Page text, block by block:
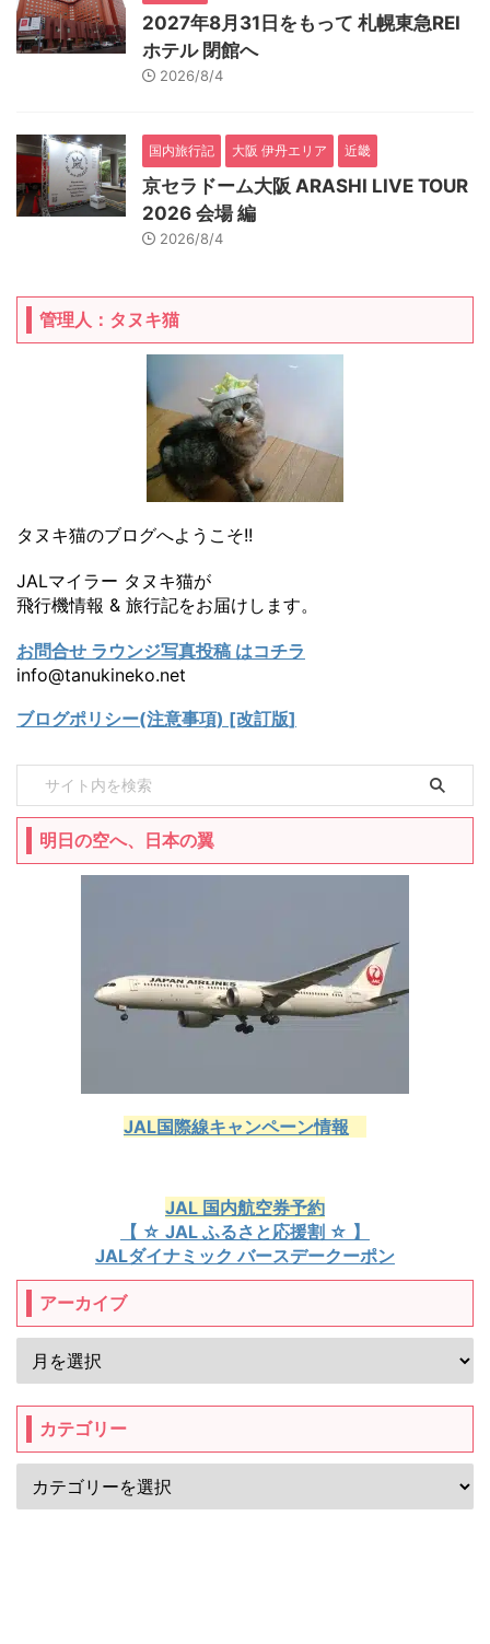
2027年8月31日をもって 札幌東急REI
ホテル 閉館へ
2026/8/4
国内旅行記 大阪 伊丹エリア 近畿
京セラドーム大阪 ARASHI LIVE TOUR
2026 会場 編
2026/8/4
管理人：タヌキ猫
タヌキ猫のブログへようこそ!!
JALマイラー タヌキ猫が
飛行機情報 & 旅行記をお届けします。
お問合せ ラウンジ写真投稿 はコチラ
info@tanukineko.net
ブログポリシー(注意事項) [改訂版]
明日の空へ、日本の翼
JAL国際線キャンペーン情報
JAL 国内航空券予約
【 ☆ JAL ふるさと応援割 ☆ 】
JALダイナミック バースデークーポン
アーカイブ
カテゴリー